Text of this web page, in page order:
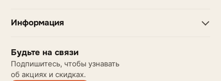
Информация
Будьте на связи
Подпишитесь, чтобы узнавать
об акциях и скидках.